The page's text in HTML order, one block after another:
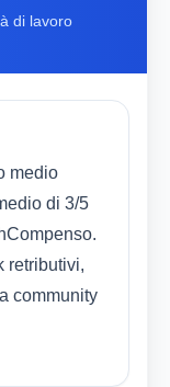
di lavoro
medio
di 3/5
retributivi,
community